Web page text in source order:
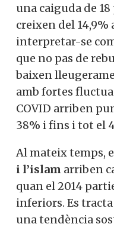
una caiguda de
creixen del 14,9%
interpretar-se
que no pas de
baixen
amb fortes
COVID arriben
38% i fins i tot el
Al mateix temps,
i l’islam arriben
quan el 2014
inferiors. Es
una tendència